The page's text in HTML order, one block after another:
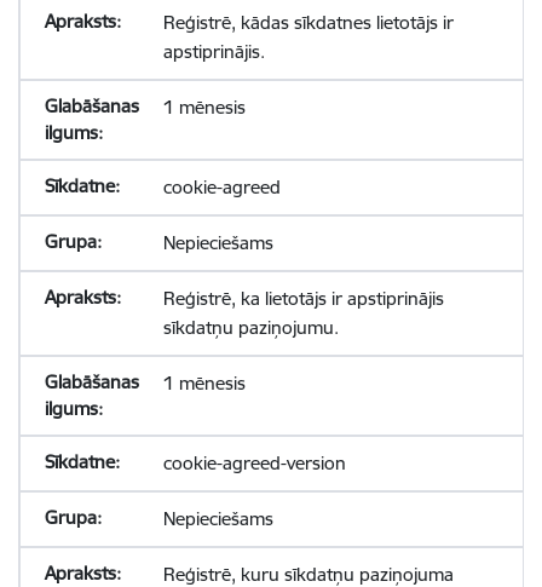
Reģistrē, kādas sīkdatnes lietotājs ir
apstiprinājis.
1 mēnesis
cookie-agreed
Nepieciešams
Reģistrē, ka lietotājs ir apstiprinājis
sīkdatņu paziņojumu.
1 mēnesis
cookie-agreed-version
Nepieciešams
Reģistrē, kuru sīkdatņu paziņojuma